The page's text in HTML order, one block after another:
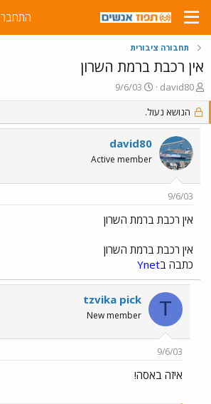
התחבר
תחבורה ציבורית
אין רכבת ברמת השרון
פ
ו
ת
ח
נ
david80
פ
ו
ס
ם
ב
ת
ך
9/6/03
הנושא נעול.
david80
Active member
9/6/03
אין רכבת ברמת השרון
אין רכבת ברמת השרון
כתבה בYnet
T
tzvika pick
New member
9/6/03
איזה באסה!